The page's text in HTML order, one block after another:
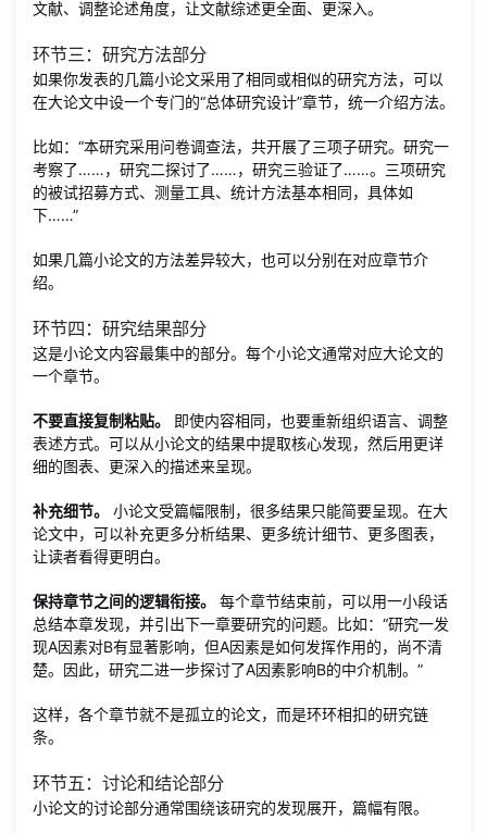
文献、调整论述角度，让文献综述更全面、更深入。
环节三：研究方法部分
如果你发表的几篇小论文采用了相同或相似的研究方法，可以
在大论文中设一个专门的“总体研究设计”章节，统一介绍方法。
比如：“本研究采用问卷调查法，共开展了三项子研究。研究一
考察了……，研究二探讨了……，研究三验证了……。三项研究
的被试招募方式、测量工具、统计方法基本相同，具体如
下……”
如果几篇小论文的方法差异较大，也可以分别在对应章节介
绍。
环节四：研究结果部分
这是小论文内容最集中的部分。每个小论文通常对应大论文的
一个章节。
不要直接复制粘贴。
即使内容相同，也要重新组织语言、调整
表述方式。可以从小论文的结果中提取核心发现，然后用更详
细的图表、更深入的描述来呈现。
补充细节。
小论文受篇幅限制，很多结果只能简要呈现。在大
论文中，可以补充更多分析结果、更多统计细节、更多图表，
让读者看得更明白。
保持章节之间的逻辑衔接。
每个章节结束前，可以用一小段话
总结本章发现，并引出下一章要研究的问题。比如：“研究一发
现A因素对B有显著影响，但A因素是如何发挥作用的，尚不清
楚。因此，研究二进一步探讨了A因素影响B的中介机制。”
这样，各个章节就不是孤立的论文，而是环环相扣的研究链
条。
环节五：讨论和结论部分
小论文的讨论部分通常围绕该研究的发现展开，篇幅有限。